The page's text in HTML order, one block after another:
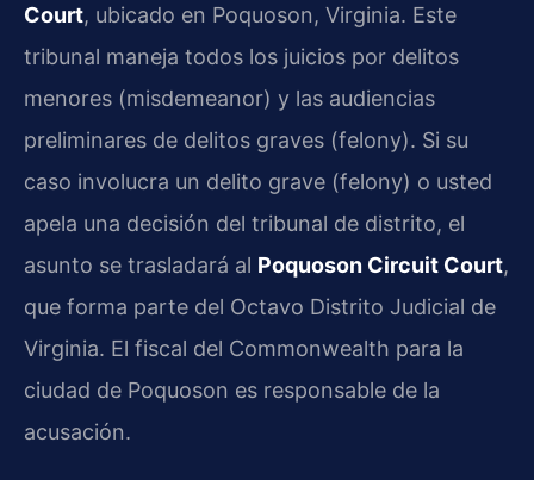
Court, ubicado en Poquoson, Virginia. Este
tribunal maneja todos los juicios por delitos
menores (misdemeanor) y las audiencias
preliminares de delitos graves (felony). Si su
caso involucra un delito grave (felony) o usted
apela una decisión del tribunal de distrito, el
asunto se trasladará al Poquoson Circuit Court,
que forma parte del Octavo Distrito Judicial de
Virginia. El fiscal del Commonwealth para la
ciudad de Poquoson es responsable de la
acusación.